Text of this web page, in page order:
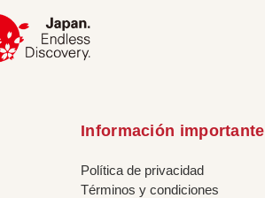
Información importante
Política de privacidad
Términos y condiciones